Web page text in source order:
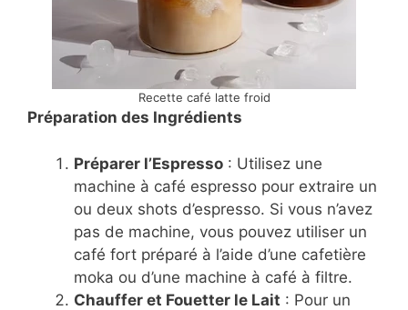
Recette café latte froid
Préparation des Ingrédients
Préparer l’Espresso : Utilisez une
machine à café espresso pour extraire un
ou deux shots d’espresso. Si vous n’avez
pas de machine, vous pouvez utiliser un
café fort préparé à l’aide d’une cafetière
moka ou d’une machine à café à filtre.
Chauffer et Fouetter le Lait : Pour un